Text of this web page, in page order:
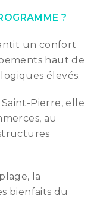
?
un confort
haut de
élevés.
Pierre, elle
au
la
bienfaits du